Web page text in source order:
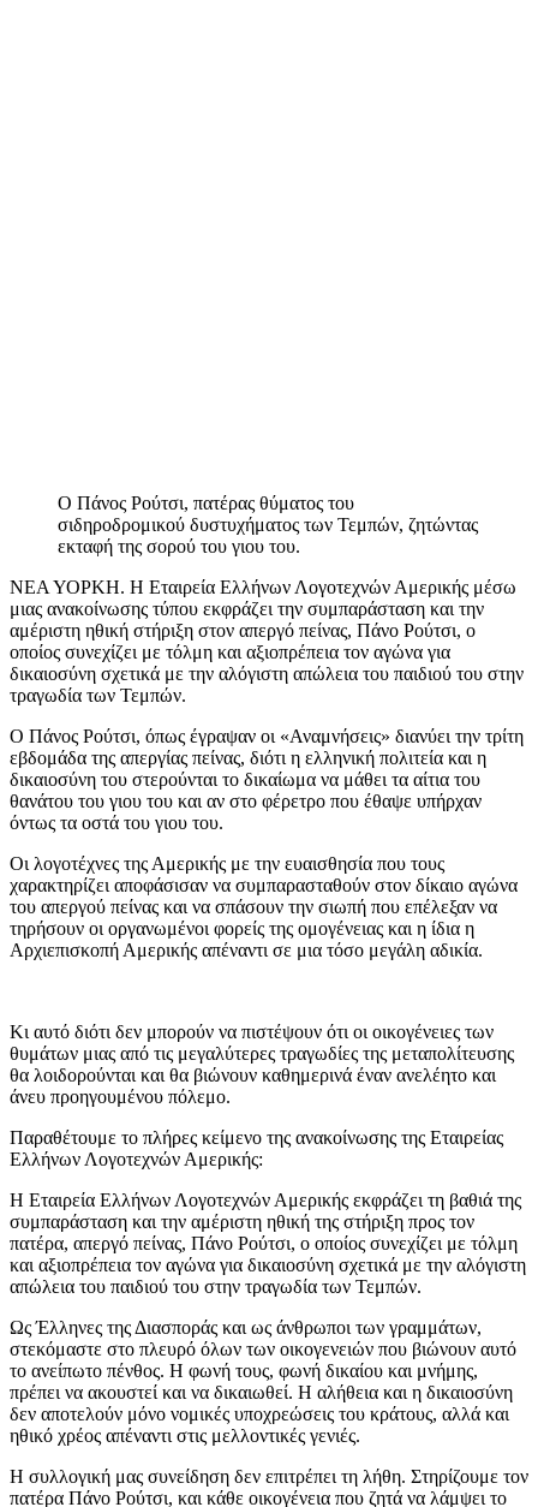
O Πάνος Ρούτσι, πατέρας θύματος του
σιδηροδρομικού δυστυχήματος των Τεμπών, ζητώντας
εκταφή της σορού του γιου του.
ΝΕΑ ΥΟΡΚΗ. Η Εταιρεία Ελλήνων Λογοτεχνών Αμερικής μέσω
μιας ανακοίνωσης τύπου εκφράζει την συμπαράσταση και την
αμέριστη ηθική στήριξη στον απεργό πείνας, Πάνο Ρούτσι, ο
οποίος συνεχίζει με τόλμη και αξιοπρέπεια τον αγώνα για
δικαιοσύνη σχετικά με την αλόγιστη απώλεια του παιδιού του στην
τραγωδία των Τεμπών.
Ο Πάνος Ρούτσι, όπως έγραψαν οι «Αναμνήσεις» διανύει την τρίτη
εβδομάδα της απεργίας πείνας, διότι η ελληνική πολιτεία και η
δικαιοσύνη του στερούνται το δικαίωμα να μάθει τα αίτια του
θανάτου του γιου του και αν στο φέρετρο που έθαψε υπήρχαν
όντως τα οστά του γιου του.
Οι λογοτέχνες της Αμερικής με την ευαισθησία που τους
χαρακτηρίζει αποφάσισαν να συμπαρασταθούν στον δίκαιο αγώνα
του απεργού πείνας και να σπάσουν την σιωπή που επέλεξαν να
τηρήσουν οι οργανωμένοι φορείς της ομογένειας και η ίδια η
Αρχιεπισκοπή Αμερικής απέναντι σε μια τόσο μεγάλη αδικία.
Κι αυτό διότι δεν μπορούν να πιστέψουν ότι οι οικογένειες των
θυμάτων μιας από τις μεγαλύτερες τραγωδίες της μεταπολίτευσης
θα λοιδορούνται και θα βιώνουν καθημερινά έναν ανελέητο και
άνευ προηγουμένου πόλεμο.
Παραθέτουμε το πλήρες κείμενο της ανακοίνωσης της Εταιρείας
Ελλήνων Λογοτεχνών Αμερικής:
Η Εταιρεία Ελλήνων Λογοτεχνών Αμερικής εκφράζει τη βαθιά της
συμπαράσταση και την αμέριστη ηθική της στήριξη προς τον
πατέρα, απεργό πείνας, Πάνο Ρούτσι, ο οποίος συνεχίζει με τόλμη
και αξιοπρέπεια τον αγώνα για δικαιοσύνη σχετικά με την αλόγιστη
απώλεια του παιδιού του στην τραγωδία των Τεμπών.
Ως Έλληνες της Διασποράς και ως άνθρωποι των γραμμάτων,
στεκόμαστε στο πλευρό όλων των οικογενειών που βιώνουν αυτό
το ανείπωτο πένθος. Η φωνή τους, φωνή δικαίου και μνήμης,
πρέπει να ακουστεί και να δικαιωθεί. Η αλήθεια και η δικαιοσύνη
δεν αποτελούν μόνο νομικές υποχρεώσεις του κράτους, αλλά και
ηθικό χρέος απέναντι στις μελλοντικές γενιές.
Η συλλογική μας συνείδηση δεν επιτρέπει τη λήθη. Στηρίζουμε τον
πατέρα Πάνο Ρούτσι, και κάθε οικογένεια που ζητά να λάμψει το